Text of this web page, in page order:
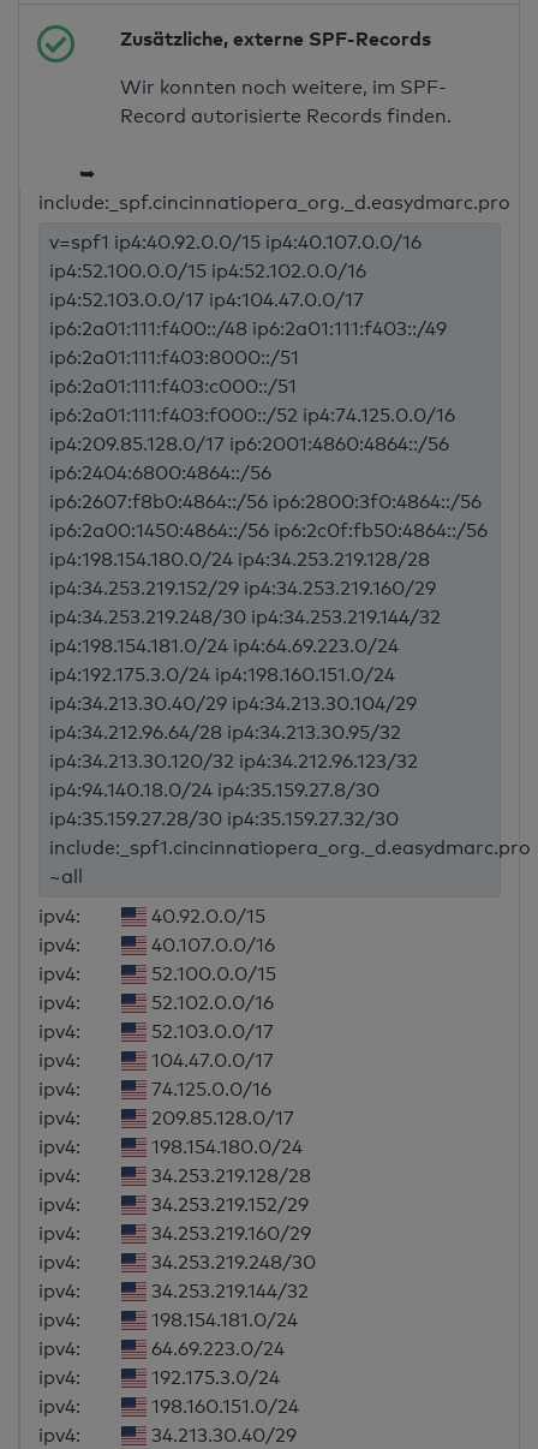
Zusätzliche, externe SPF-Records
Wir konnten noch weitere, im SPF-
Record autorisierte Records finden.
➥
include:_spf.cincinnatiopera_org._d.easydmarc.pro
v=spf1 ip4:40.92.0.0/15 ip4:40.107.0.0/16
ip4:52.100.0.0/15 ip4:52.102.0.0/16
ip4:52.103.0.0/17 ip4:104.47.0.0/17
ip6:2a01:111:f400::/48 ip6:2a01:111:f403::/49
ip6:2a01:111:f403:8000::/51
ip6:2a01:111:f403:c000::/51
ip6:2a01:111:f403:f000::/52 ip4:74.125.0.0/16
ip4:209.85.128.0/17 ip6:2001:4860:4864::/56
ip6:2404:6800:4864::/56
ip6:2607:f8b0:4864::/56 ip6:2800:3f0:4864::/56
ip6:2a00:1450:4864::/56 ip6:2c0f:fb50:4864::/56
ip4:198.154.180.0/24 ip4:34.253.219.128/28
ip4:34.253.219.152/29 ip4:34.253.219.160/29
ip4:34.253.219.248/30 ip4:34.253.219.144/32
ip4:198.154.181.0/24 ip4:64.69.223.0/24
ip4:192.175.3.0/24 ip4:198.160.151.0/24
ip4:34.213.30.40/29 ip4:34.213.30.104/29
ip4:34.212.96.64/28 ip4:34.213.30.95/32
ip4:34.213.30.120/32 ip4:34.212.96.123/32
ip4:94.140.18.0/24 ip4:35.159.27.8/30
ip4:35.159.27.28/30 ip4:35.159.27.32/30
include:_spf1.cincinnatiopera_org._d.easydmarc.pro
~all
ipv4:
40.92.0.0/15
ipv4:
40.107.0.0/16
ipv4:
52.100.0.0/15
ipv4:
52.102.0.0/16
ipv4:
52.103.0.0/17
ipv4:
104.47.0.0/17
ipv4:
74.125.0.0/16
ipv4:
209.85.128.0/17
ipv4:
198.154.180.0/24
ipv4:
34.253.219.128/28
ipv4:
34.253.219.152/29
ipv4:
34.253.219.160/29
ipv4:
34.253.219.248/30
ipv4:
34.253.219.144/32
ipv4:
198.154.181.0/24
ipv4:
64.69.223.0/24
ipv4:
192.175.3.0/24
ipv4:
198.160.151.0/24
ipv4:
34.213.30.40/29